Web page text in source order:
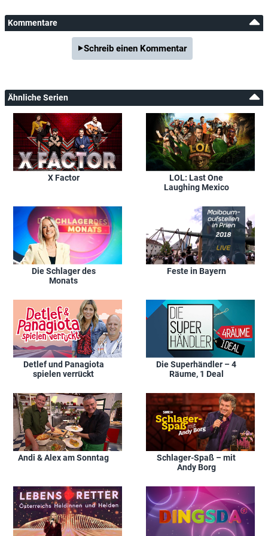
Kommentare
Schreib einen Kommentar
Ähnliche Serien
X Factor
LOL: Last One
Laughing Mexico
Die Schlager des
Monats
Feste in Bayern
Detlef und Panagiota
spielen verrückt
Die Superhändler – 4
Räume, 1 Deal
Andi & Alex am Sonntag
Schlager-Spaß – mit
Andy Borg